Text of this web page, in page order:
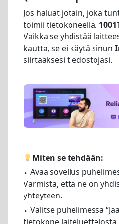
Jos haluat jotain, joka
toimii tietokoneella,
Vaikka se yhdistää
kautta, se ei käytä sinun
siirtääksesi tiedostojasi.
Miten se tehdään:
⬩ Avaa sovellus
Varmista, että ne on
yhteyteen.
⬩ Valitse puhelimessa
tietokone laiteluettelosta.